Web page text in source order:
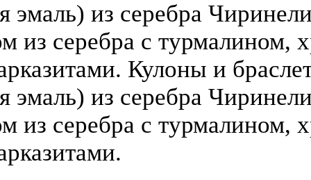
эмаль) из серебра
из серебра с турмалином,
Кулоны и
эмаль) из серебра
из серебра с турмалином,